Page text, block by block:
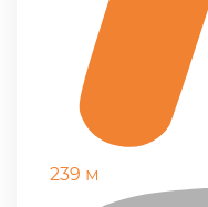
239 м